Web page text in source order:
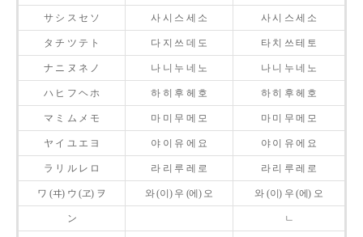
サ シ ス セ ソ 사 시 스 세 소 사 시 스 세 소
タ チ ツ テ ト 다 지 쓰 데 도 타 치 쓰 테 토
ナ ニ ヌ ネ ノ 나 니 누 네 노 나 니 누 네 노
ハ ヒ フ ヘ ホ 하 히 후 헤 호 하 히 후 헤 호
マ ミ ム メ モ 마 미 무 메 모 마 미 무 메 모
ヤ イ ユ エ ヨ 야 이 유 에 요 야 이 유 에 요
ラ リ ル レ ロ 라 리 루 레 로 라 리 루 레 로
ワ (ヰ) ウ (ヱ) ヲ 와 (이) 우 (에) 오 와 (이) 우 (에) 오
ン ㄴ